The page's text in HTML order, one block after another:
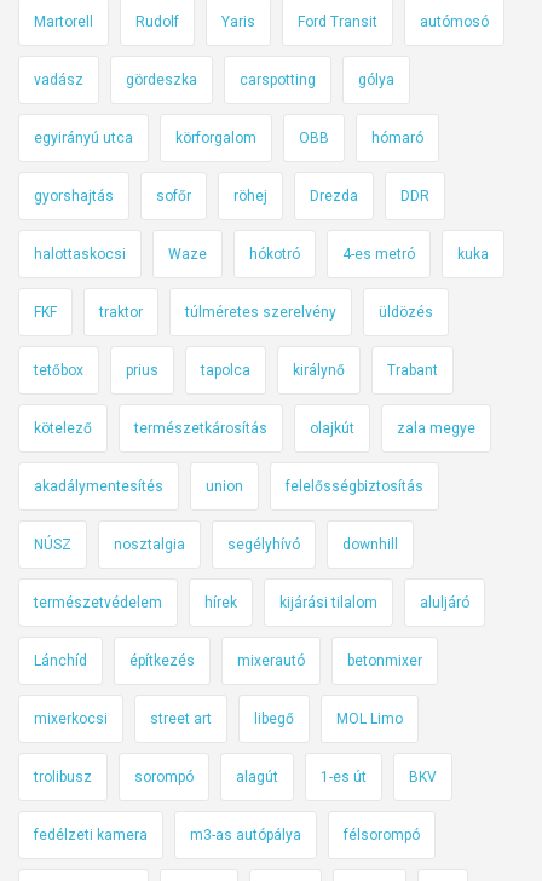
d
ő
s
é
g
i
t
ó
s
ü
l
d
ö
s
,
k
ö
é
Martorell Rudolf Yaris Ford Transit autómosó
vadász gördeszka carspotting gólya
egyirányú utca körforgalom OBB hómaró
gyorshajtás sofőr röhej Drezda DDR
halottaskocsi Waze hókotró 4-es metró kuka
FKF traktor túlméretes szerelvény üldözés
tetőbox prius tapolca királynő Trabant
kötelező természetkárosítás olajkút zala megye
akadálymentesítés union felelősségbiztosítás
NÚSZ nosztalgia segélyhívó downhill
természetvédelem hírek kijárási tilalom aluljáró
Lánchíd építkezés mixerautó betonmixer
mixerkocsi street art libegő MOL Limo
trolibusz sorompó alagút 1-es út BKV
fedélzeti kamera m3-as autópálya félsorompó